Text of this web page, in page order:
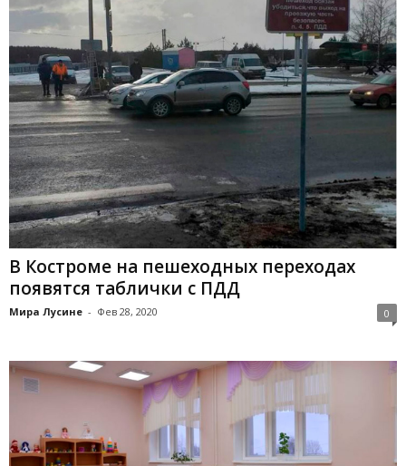
В Костроме на пешеходных переходах
появятся таблички с ПДД
Мира Лусине - Фев 28, 2020 0